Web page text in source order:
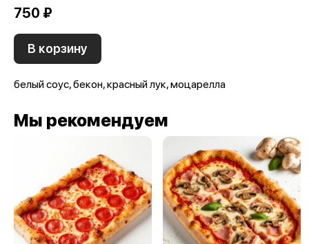
750 ₽
В корзину
белый соус, бекон, красный лук, моцарелла
Мы рекомендуем